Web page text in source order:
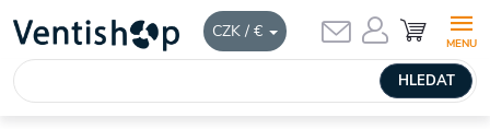
CZK / €
obsah
HLEDAT
NÁKUPNÍ
KOŠÍK